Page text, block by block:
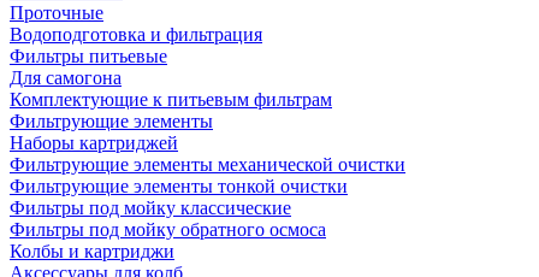
Проточные
Водоподготовка и фильтрация
Фильтры питьевые
Для самогона
Комплектующие к питьевым фильтрам
Фильтрующие элементы
Наборы картриджей
Фильтрующие элементы механической очистки
Фильтрующие элементы тонкой очистки
Фильтры под мойку классические
Фильтры под мойку обратного осмоса
Колбы и картриджи
Аксессуары для колб